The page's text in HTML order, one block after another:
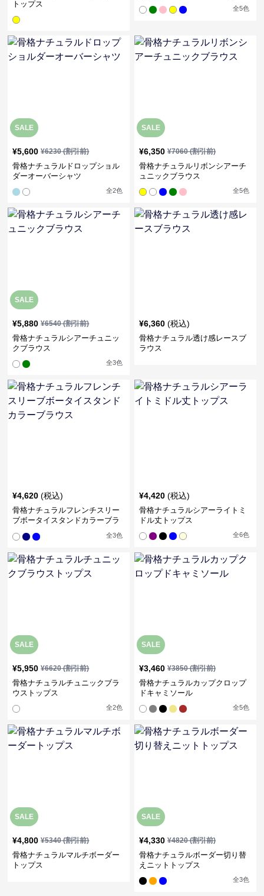
トップス
全5色
SALE
¥5,600 ¥6230(割引前)
骨格ナチュラルドロップショル
ダーオーバーシャツ
全2色
SALE
¥6,350 ¥7060(割引前)
骨格ナチュラルリボンシアーチ
ュニックブラウス
全5色
SALE
¥5,880 ¥6540(割引前)
骨格ナチュラルシアーチュニッ
クブラウス
全3色
¥6,360 (税込)
骨格ナチュラル透け感レースブ
ラウス
¥4,620 (税込)
骨格ナチュラルフレンチスリー
ブボータイスタンドカラーブラ
全3色
¥4,420 (税込)
骨格ナチュラルシアーライトミ
ドル丈トップス
全6色
SALE
¥5,950 ¥6620(割引前)
骨格ナチュラルチュニックブラ
ウストップス
全2色
SALE
¥3,460 ¥3850(割引前)
骨格ナチュラルカップクロップ
ドキャミソール
全5色
SALE
¥4,800 ¥5340(割引前)
骨格ナチュラルマルチボーダー
トップス
SALE
¥4,330 ¥4820(割引前)
骨格ナチュラルボーダー切り替
えニットトップス
全3色